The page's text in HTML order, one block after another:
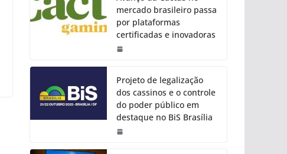
mercado brasileiro passa
por plataformas
certificadas e inovadoras
Projeto de legalização
dos cassinos e o controle
do poder público em
destaque no BiS Brasília